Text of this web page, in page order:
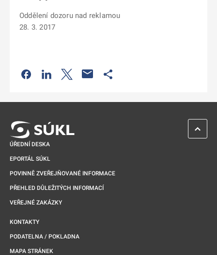
Oddělení dozoru nad reklamou
28. 3. 2017
Odkaz se otevře na nové kartě
Odkaz se otevře na nové kartě
Odkaz se otevře na nové kartě
ÚŘEDNÍ DESKA
EPORTÁL SÚKL
POVINNĚ ZVEŘEJŇOVANÉ INFORMACE
PŘEHLED DŮLEŽITÝCH INFORMACÍ
VEŘEJNÉ ZAKÁZKY
KONTAKTY
PODATELNA / POKLADNA
MAPA STRÁNEK
ZPĚT